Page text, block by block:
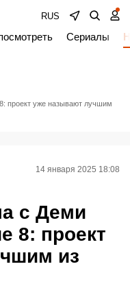
RUS
Сериалы
проект уже называют лучшим
с Деми
8: проект
из
14 января 2025 18:08